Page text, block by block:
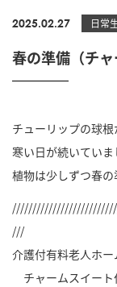
2025.02.27 日常
春の準備（チャ
チューリップの球根
寒い日が続いてい
植物は少しずつ春の
///
介護付有料老人ホー
チャームスイート